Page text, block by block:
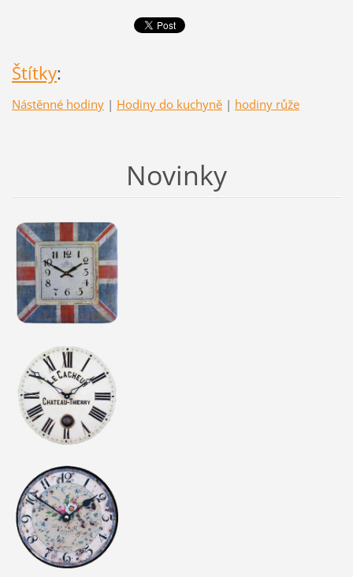
Štítky:
Nástěnné hodiny | Hodiny do kuchyně | hodiny růže
Novinky